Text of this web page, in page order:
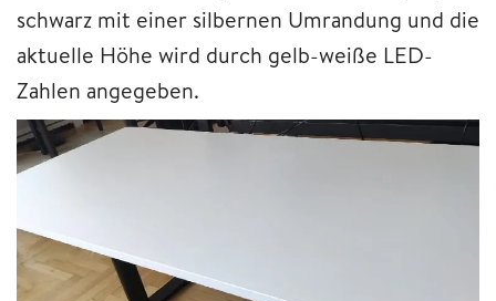
schwarz mit einer silbernen Umrandung und die
aktuelle Höhe wird durch gelb-weiße LED-
Zahlen angegeben.